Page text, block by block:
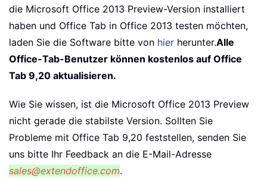
die Microsoft Office 2013 Preview-Version installiert
haben und Office Tab in Office 2013 testen möchten,
laden Sie die Software bitte von hier herunter.Alle
Office-Tab-Benutzer können kostenlos auf Office
Tab 9,20 aktualisieren.
Wie Sie wissen, ist die Microsoft Office 2013 Preview
nicht gerade die stabilste Version. Sollten Sie
Probleme mit Office Tab 9,20 feststellen, senden Sie
uns bitte Ihr Feedback an die E-Mail-Adresse
sales@extendoffice.com.